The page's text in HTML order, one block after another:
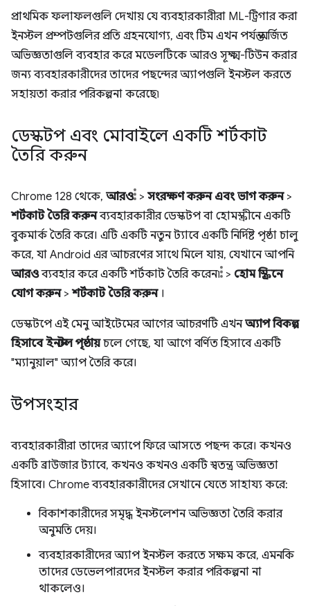
প্রাথমিক ফলাফলগুলি দেখায় যে ব্যবহারকারীরা ML-ট্রিগার করা
ইনস্টল প্রম্পটগুলির প্রতি গ্রহনযোগ্য, এবং টিম এখন পর্যন্ত অর্জিত
অভিজ্ঞতাগুলি ব্যবহার করে মডেলটিকে আরও সূক্ষ্ম-টিউন করার
জন্য ব্যবহারকারীদের তাদের পছন্দের অ্যাপগুলি ইনস্টল করতে
সহায়তা করার পরিকল্পনা করেছে৷
ডেস্কটপ এবং মোবাইলে একটি শর্টকাট
তৈরি করুন
Chrome 128 থেকে, আরও > সংরক্ষণ করুন এবং ভাগ করুন>
শর্টকাট তৈরি করুনব্যবহারকারীর ডেস্কটপ বা হোমস্ক্রীনে একটি
বুকমার্ক তৈরি করে। এটি একটি নতুন ট্যাবে একটি নির্দিষ্ট পৃষ্ঠা চালু
করে, যা Android এর আচরণের সাথে মিলে যায়, যেখানে আপনি
আরওব্যবহার করে একটি শর্টকাট তৈরি করেন৷ > হোম স্ক্রিনে
যোগ করুন>শর্টকাট তৈরি করুন।
ডেস্কটপে এই মেনু আইটেমের আগের আচরণটি এখনঅ্যাপ বিকল্প
হিসাবে ইনস্টল পৃষ্ঠায়চলে গেছে, যা আগে বর্ণিত হিসাবে একটি
"ম্যানুয়াল" অ্যাপ তৈরি করে।
উপসংহার
ব্যবহারকারীরা তাদের অ্যাপে ফিরে আসতে পছন্দ করে। কখনও
একটি ব্রাউজার ট্যাবে, কখনও কখনও একটি স্বতন্ত্র অভিজ্ঞতা
হিসাবে। Chrome ব্যবহারকারীদের সেখানে যেতে সাহায্য করে:
বিকাশকারীদের সমৃদ্ধ ইনস্টলেশন অভিজ্ঞতা তৈরি করার
অনুমতি দেয়।
ব্যবহারকারীদের অ্যাপ ইনস্টল করতে সক্ষম করে, এমনকি
তাদের ডেভেলপারদের ইনস্টল করার পরিকল্পনা না
থাকলেও।